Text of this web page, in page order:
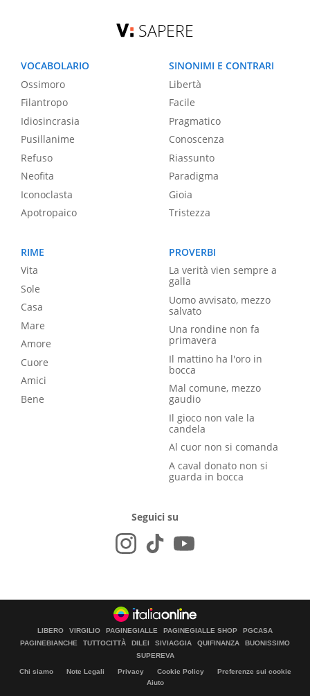
SAPERE
VOCABOLARIO
Ossimoro
Filantropo
Idiosincrasia
Pusillanime
Refuso
Neofita
Iconoclasta
Apotropaico
SINONIMI E CONTRARI
Libertà
Facile
Pragmatico
Conoscenza
Riassunto
Paradigma
Gioia
Tristezza
RIME
Vita
Sole
Casa
Mare
Amore
Cuore
Amici
Bene
PROVERBI
La verità vien sempre a
galla
Uomo avvisato, mezzo
salvato
Una rondine non fa
primavera
Il mattino ha l'oro in
bocca
Mal comune, mezzo
gaudio
Il gioco non vale la
candela
Al cuor non si comanda
A caval donato non si
guarda in bocca
Seguici su
LIBERO VIRGILIO PAGINEGIALLE PAGINEGIALLE SHOP
PGCASA
PAGINEBIANCHE
TUTTOCITTÀ DILEI SIVIAGGIA QUIFINANZA
BUONISSIMO
SUPEREVA
Chi siamo Note Legali Privacy Cookie Policy
Preferenze sui cookie
Aiuto